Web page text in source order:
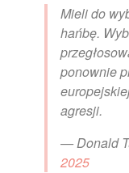
Mieli do
hańbę.
ponownie
agresji.
— Donald
2025